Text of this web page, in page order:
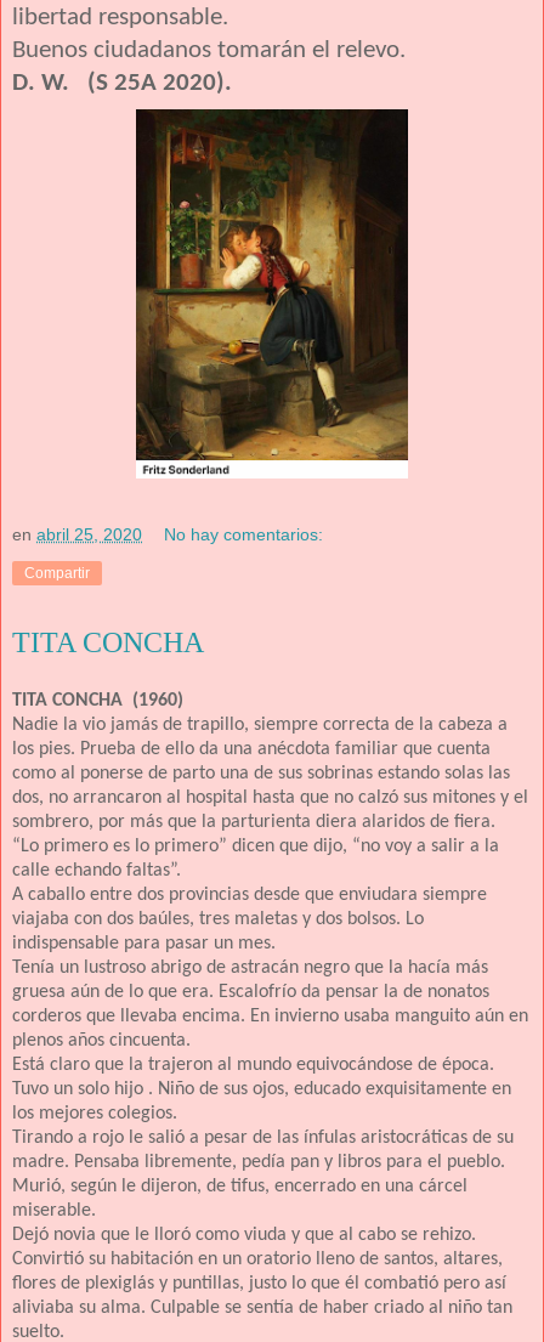
libertad responsable.
Buenos ciudadanos tomarán el relevo.
D. W. (S 25A 2020).
en abril 25, 2020 No hay comentarios:
Compartir
TITA CONCHA
TITA CONCHA (1960)
Nadie la vio jamás de trapillo, siempre correcta de la cabeza a
los pies. Prueba de ello da una anécdota familiar que cuenta
como al ponerse de parto una de sus sobrinas estando solas las
dos, no arrancaron al hospital hasta que no calzó sus mitones y el
sombrero, por más que la parturienta diera alaridos de fiera.
“Lo primero es lo primero” dicen que dijo, “no voy a salir a la
calle echando faltas”.
A caballo entre dos provincias desde que enviudara siempre
viajaba con dos baúles, tres maletas y dos bolsos. Lo
indispensable para pasar un mes.
Tenía un lustroso abrigo de astracán negro que la hacía más
gruesa aún de lo que era. Escalofrío da pensar la de nonatos
corderos que llevaba encima. En invierno usaba manguito aún en
plenos años cincuenta.
Está claro que la trajeron al mundo equivocándose de época.
Tuvo un solo hijo . Niño de sus ojos, educado exquisitamente en
los mejores colegios.
Tirando a rojo le salió a pesar de las ínfulas aristocráticas de su
madre. Pensaba libremente, pedía pan y libros para el pueblo.
Murió, según le dijeron, de tifus, encerrado en una cárcel
miserable.
Dejó novia que le lloró como viuda y que al cabo se rehizo.
Convirtió su habitación en un oratorio lleno de santos, altares,
flores de plexiglás y puntillas, justo lo que él combatió pero así
aliviaba su alma. Culpable se sentía de haber criado al niño tan
suelto.